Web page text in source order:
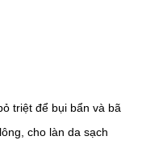
triệt để bụi bẩn và bã
cho làn da sạch